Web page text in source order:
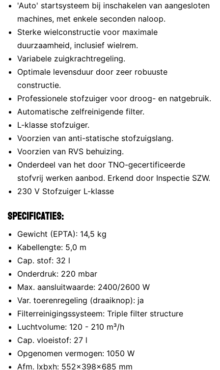
'Auto' startsysteem bij inschakelen van aangesloten
machines, met enkele seconden naloop.
Sterke wielconstructie voor maximale
duurzaamheid, inclusief wielrem.
Variabele zuigkrachtregeling.
Optimale levensduur door zeer robuuste
constructie.
Professionele stofzuiger voor droog- en natgebruik.
Automatische zelfreinigende filter.
L-klasse stofzuiger.
Voorzien van anti-statische stofzuigslang.
Voorzien van RVS behuizing.
Onderdeel van het door TNO-gecertificeerde
stofvrij werken aanbod. Erkend door Inspectie SZW.
230 V Stofzuiger L-klasse
Specificaties:
Gewicht (EPTA): 14,5 kg
Kabellengte: 5,0 m
Cap. stof: 32 l
Onderdruk: 220 mbar
Max. aansluitwaarde: 2400/2600 W
Var. toerenregeling (draaiknop): ja
Filterreinigingssysteem: Triple filter structure
Luchtvolume: 120 - 210 m³/h
Cap. vloeistof: 27 l
Opgenomen vermogen: 1050 W
Afm. lxbxh: 552x398x685 mm